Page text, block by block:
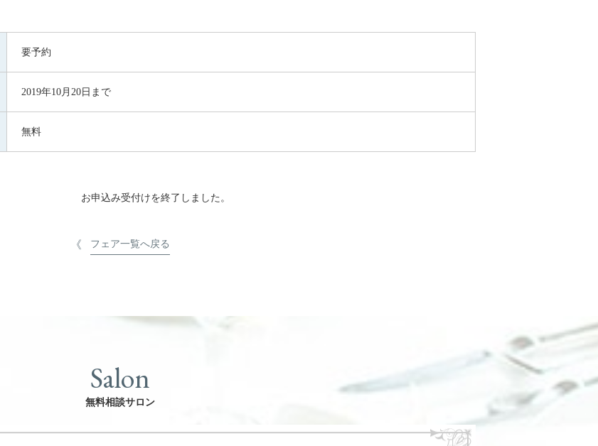
要予約
2019年10月20日まで
無料
お申込み受付けを終了しました。
フェア一覧へ戻る
Salon
無料相談サロン